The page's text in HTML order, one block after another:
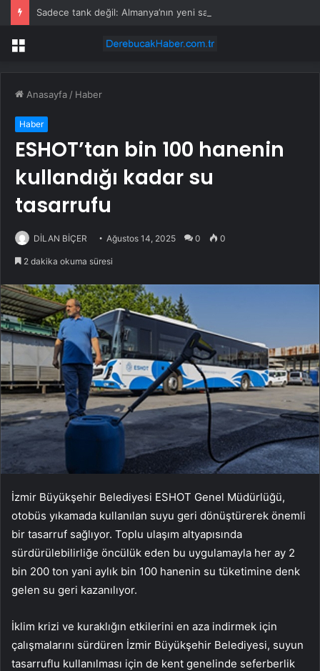
Menü
Anasayfa / Haber
Haber
ESHOT’tan bin 100 hanenin
kullandığı kadar su
tasarrufu
DİLAN BİÇER Ağustos 14, 2025 0 0
2 dakika okuma süresi
İzmir Büyükşehir Belediyesi ESHOT Genel Müdürlüğü,
otobüs yıkamada kullanılan suyu geri dönüştürerek önemli
bir tasarruf sağlıyor. Toplu ulaşım altyapısında
sürdürülebilirliğe öncülük eden bu uygulamayla her ay 2
bin 200 ton yani aylık bin 100 hanenin su tüketimine denk
gelen su geri kazanılıyor.
İklim krizi ve kuraklığın etkilerini en aza indirmek için
çalışmalarını sürdüren İzmir Büyükşehir Belediyesi, suyun
tasarruflu kullanılması için de kent genelinde seferberlik